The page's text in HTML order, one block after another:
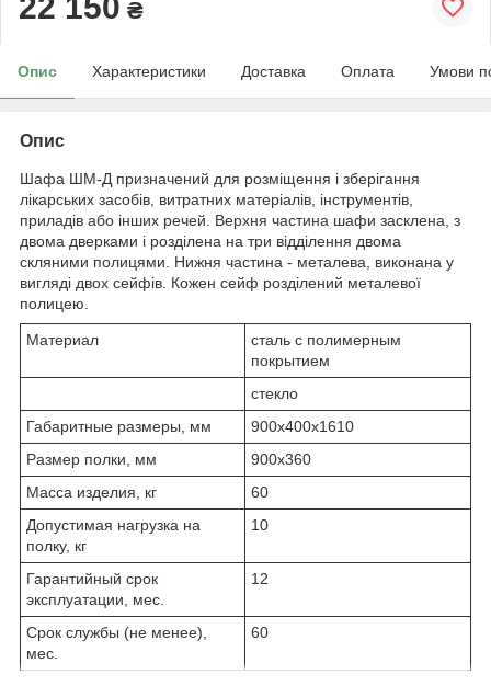
₴
Опис Характеристики Доставка Оплата Умови
Опис
Шафа ШМ-Д призначений для розміщення і зберігання
лікарських засобів, витратних матеріалів, інструментів,
приладів або інших речей. Верхня частина шафи засклена, з
двома дверками і розділена на три відділення двома
скляними полицями. Нижня частина - металева, виконана у
вигляді двох сейфів. Кожен сейф розділений металевої
полицею.
Материал
сталь с полимерным
покрытием
стекло
Габаритные размеры, мм
900х400х1610
Размер полки, мм
900х360
Масса изделия, кг
60
Допустимая нагрузка на
полку, кг
10
Гарантийный срок
эксплуатации, мес.
12
Срок службы (не менее),
мес.
60